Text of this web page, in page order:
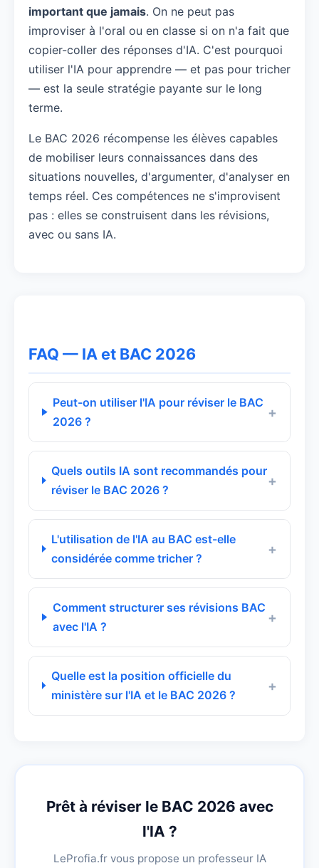
important que jamais. On ne peut pas
improviser à l'oral ou en classe si on n'a fait que
copier-coller des réponses d'IA. C'est pourquoi
utiliser l'IA pour apprendre — et pas pour tricher
— est la seule stratégie payante sur le long
terme.
Le BAC 2026 récompense les élèves capables
de mobiliser leurs connaissances dans des
situations nouvelles, d'argumenter, d'analyser en
temps réel. Ces compétences ne s'improvisent
pas : elles se construisent dans les révisions,
avec ou sans IA.
FAQ — IA et BAC 2026
Peut-on utiliser l'IA pour réviser le BAC
2026 ?
Quels outils IA sont recommandés pour
réviser le BAC 2026 ?
L'utilisation de l'IA au BAC est-elle
considérée comme tricher ?
Comment structurer ses révisions BAC
avec l'IA ?
Quelle est la position officielle du
ministère sur l'IA et le BAC 2026 ?
Prêt à réviser le BAC 2026 avec
l'IA ?
LeProfia.fr vous propose un professeur IA